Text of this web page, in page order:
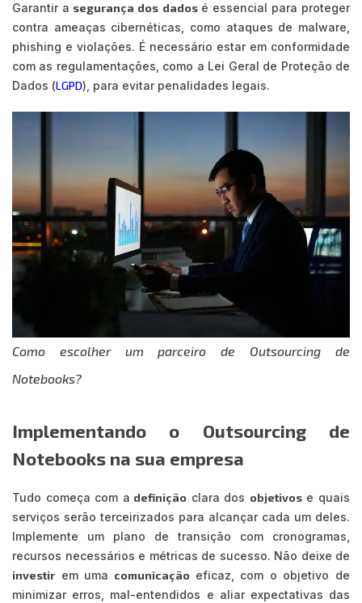
Garantir a segurança dos dados é essencial para proteger
contra ameaças cibernéticas, como ataques de malware,
phishing e violações. É necessário estar em conformidade
com as regulamentações, como a Lei Geral de Proteção de
Dados (LGPD), para evitar penalidades legais.
Como escolher um parceiro de Outsourcing de
Notebooks?
Implementando o Outsourcing de
Notebooks na sua empresa
Tudo começa com a definição clara dos objetivose quais
serviços serão terceirizados para alcançar cada um deles.
Implemente um plano de transição com cronogramas,
recursos necessários e métricas de sucesso. Não deixe de
investir em uma comunicação eficaz, com o objetivo de
minimizar erros, mal-entendidos e aliar expectativas das